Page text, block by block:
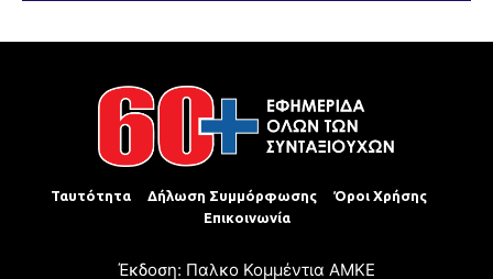
Ταυτότητα Δήλωση Συμμόρφωσης
Όροι Χρήσης
Επικοινωνία
Έκδοση: Παλκο Κομμέντια ΑΜΚΕ